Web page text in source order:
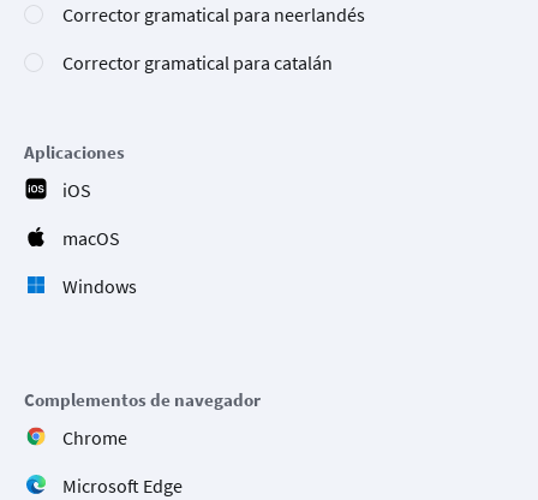
Corrector gramatical para neerlandés
Corrector gramatical para catalán
Aplicaciones
iOS
macOS
Windows
Complementos de navegador
Chrome
Microsoft Edge